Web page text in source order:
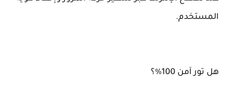
المستخدم.
هل تور آمن 100%؟